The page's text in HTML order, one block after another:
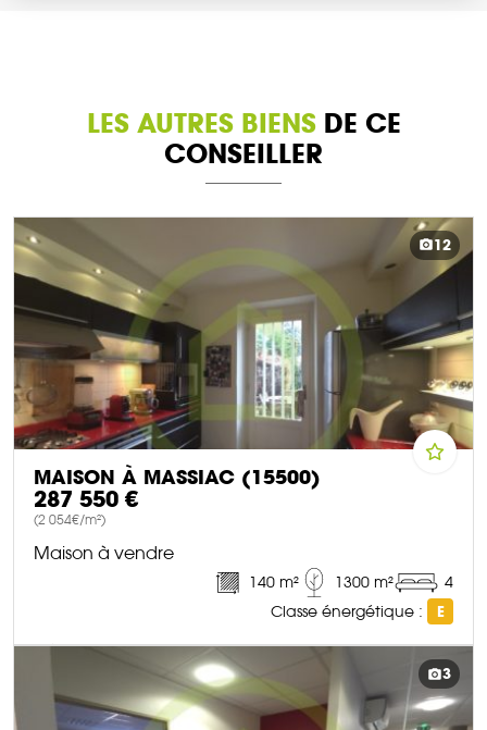
LES AUTRES BIENSDE CE
CONSEILLER
12
MAISON À MASSIAC (15500)
287 550 €
(2 054€/m²)
Maison à vendre
140 m² 1300 m²
4
Classe énergétique :
E
DÉCOUVRIR CE BIEN
3